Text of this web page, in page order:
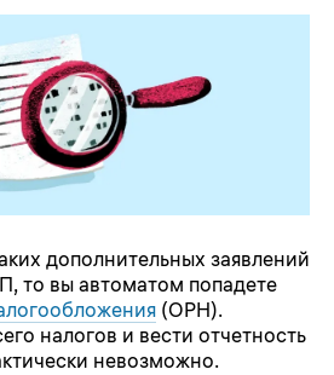
дополнительных заявлений
то вы автоматом попадете
(ОРН).
налогов и вести отчетность
невозможно.